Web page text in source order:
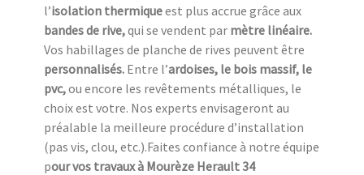
l’isolation thermiqueest plus accrue grâce aux
bandes de rive,qui se vendent par mètre linéaire.
Vos habillages de planche de rives peuvent être
personnalisés. Entre l’ardoises, le bois massif, le
pvc,ou encore les revêtements métalliques, le
choix est votre. Nos experts envisageront au
préalable la meilleure procédure d’installation
(pas vis, clou, etc.).Faites confiance à notre équipe
pour vos travaux à Mourèze Herault 34